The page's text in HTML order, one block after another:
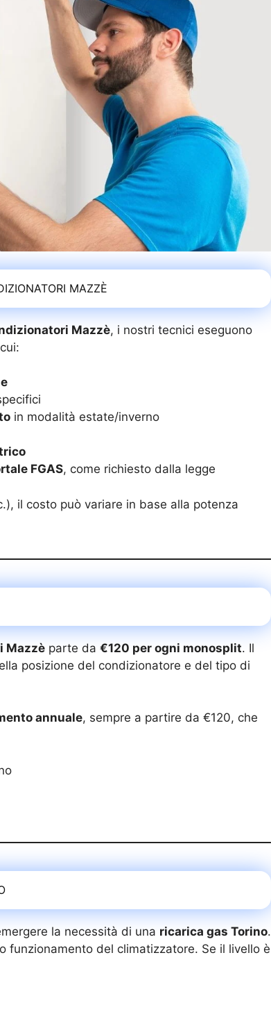
MAZZÈ
Mazzè, i nostri tecnici eseguono
in modalità estate/inverno
FGAS, come richiesto dalla legge
il costo può variare in base alla potenza
Mazzè parte da €120 per ogni monosplit. Il
posizione del condizionatore e del tipo di
annuale, sempre a partire da €120, che
la necessità di una ricarica gas Torino.
funzionamento del climatizzatore. Se il livello è